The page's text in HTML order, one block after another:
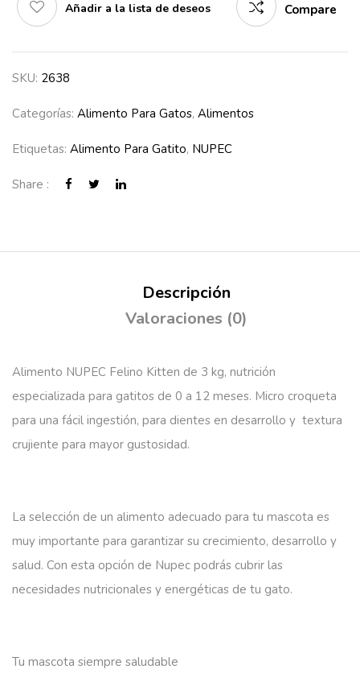
Añadir a la lista de deseos Compare
SKU: 2638
Categorías: Alimento Para Gatos, Alimentos
Etiquetas: Alimento Para Gatito, NUPEC
Share :
Descripción
Valoraciones (0)
Alimento NUPEC Felino Kitten de 3 kg, nutrición
especializada para gatitos de 0 a 12 meses. Micro croqueta
para una fácil ingestión, para dientes en desarrollo y textura
crujiente para mayor gustosidad.
La selección de un alimento adecuado para tu mascota es
muy importante para garantizar su crecimiento, desarrollo y
salud. Con esta opción de Nupec podrás cubrir las
necesidades nutricionales y energéticas de tu gato.
Tu mascota siempre saludable